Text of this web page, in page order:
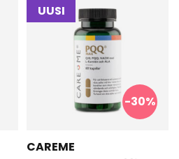
UUSI
-30%
CAREME